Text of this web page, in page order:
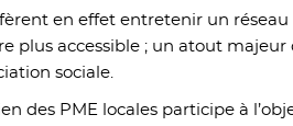
en effet entretenir un réseau
plus accessible ; un atout majeur
sociale.
des PME locales participe à